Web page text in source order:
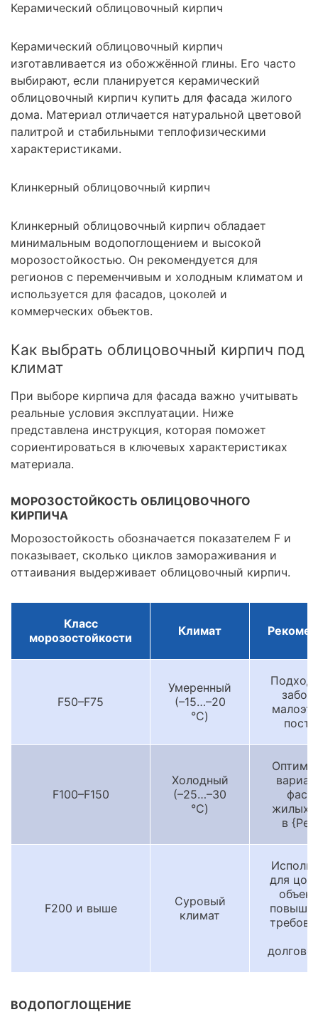
Керамический облицовочный кирпич
Керамический облицовочный кирпич
изготавливается из обожжённой глины. Его часто
выбирают, если планируется керамический
облицовочный кирпич купить для фасада жилого
дома. Материал отличается натуральной цветовой
палитрой и стабильными теплофизическими
характеристиками.
Клинкерный облицовочный кирпич
Клинкерный облицовочный кирпич обладает
минимальным водопоглощением и высокой
морозостойкостью. Он рекомендуется для
регионов с переменчивым и холодным климатом и
используется для фасадов, цоколей и
коммерческих объектов.
Как выбрать облицовочный кирпич под
климат
При выборе кирпича для фасада важно учитывать
реальные условия эксплуатации. Ниже
представлена инструкция, которая поможет
сориентироваться в ключевых характеристиках
материала.
МОРОЗОСТОЙКОСТЬ ОБЛИЦОВОЧНОГО
КИРПИЧА
Морозостойкость обозначается показателем F и
показывает, сколько циклов замораживания и
оттаивания выдерживает облицовочный кирпич.
Класс
морозостойкости
Климат
F50–F75
Умеренный
(–15…–20
°C)
F100–F150
Холодный
(–25…–30
°C)
жилых
в
F200 и выше
Суровый
климат
для
ВОДОПОГЛОЩЕНИЕ